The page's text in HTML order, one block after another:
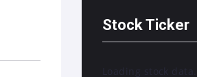
Stock Ticker
Loading stock data...